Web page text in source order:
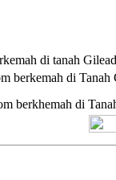
di tanah
berkemah di Tanah
berkhemah di